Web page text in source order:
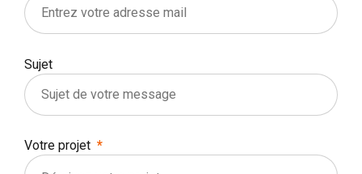
Sujet
Votre projet